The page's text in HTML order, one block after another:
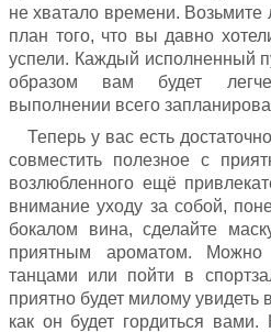
не хватало времени. Возьмите
план того, что вы давно
успели. Каждый исполненный
образом вам будет
выполнении всего
Теперь у вас есть
совместить полезное с
возлюбленного ещё
внимание уходу за собой,
бокалом вина, сделайте
приятным ароматом. Можно
танцами или пойти в
приятно будет милому увидеть
как он будет гордиться